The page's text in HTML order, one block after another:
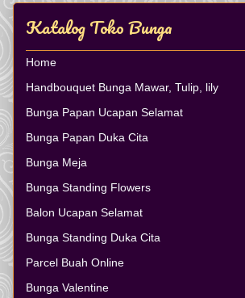
Katalog Toko Bunga
Home
Handbouquet Bunga Mawar, Tulip, lily
Bunga Papan Ucapan Selamat
Bunga Papan Duka Cita
Bunga Meja
Bunga Standing Flowers
Balon Ucapan Selamat
Bunga Standing Duka Cita
Parcel Buah Online
Bunga Valentine